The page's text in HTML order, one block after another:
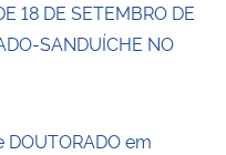
18 DE SETEMBRO DE
SANDUÍCHE NO
em